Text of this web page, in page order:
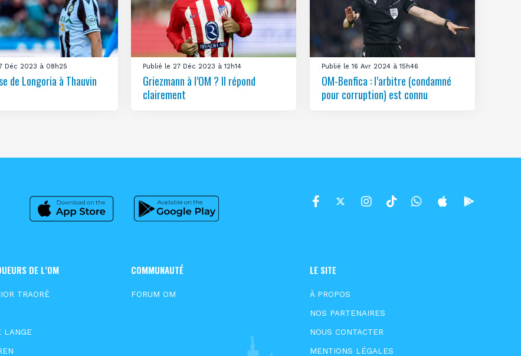
Déc 2023 à 08h25
de Longoria à Thauvin
Publié le 27 Déc 2023 à 12h14
Griezmann à l’OM ? Il répond
clairement
Publié le 16 Avr 2024 à 15h46
OM-Benfica : l’arbitre (condamné
pour corruption) est connu
DE L’OM
TRAORÈ
LANGE
COMMUNAUTÉ
FORUM OM
LE SITE
À PROPOS
NOS PARTENAIRES
NOUS CONTACTER
MENTIONS LÉGALES